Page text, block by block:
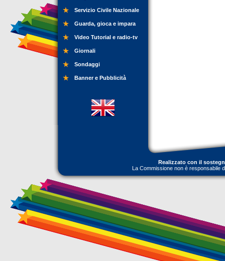
Servizio Civile Nazionale
Guarda, gioca e impara
Video Tutorial e radio-tv
Giornali
Sondaggi
Banner e Pubblicità
Realizzato con il
La Commissione non è responsabile